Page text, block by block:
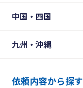
中国・四国
九州・沖縄
依頼内容から探す